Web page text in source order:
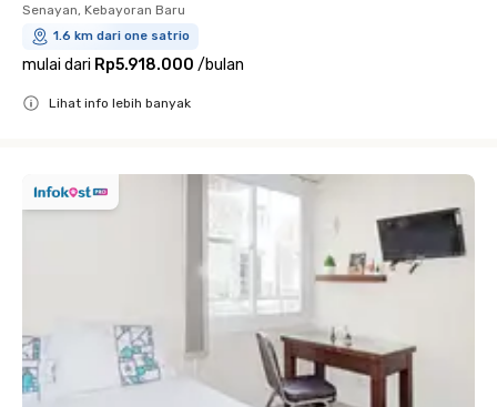
Senayan, Kebayoran Baru
1.6 km dari one satrio
mulai dari Rp5.918.000 /bulan
Lihat info lebih banyak